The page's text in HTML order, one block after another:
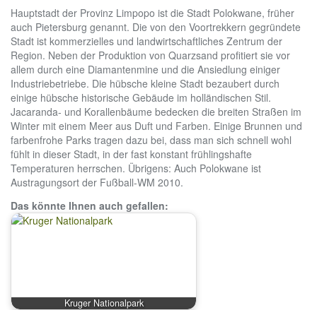
Hauptstadt der Provinz Limpopo ist die Stadt Polokwane, früher
auch Pietersburg genannt. Die von den Voortrekkern gegründete
Stadt ist kommerzielles und landwirtschaftliches Zentrum der
Region. Neben der Produktion von Quarzsand profitiert sie vor
allem durch eine Diamantenmine und die Ansiedlung einiger
Industriebetriebe. Die hübsche kleine Stadt bezaubert durch
einige hübsche historische Gebäude im holländischen Stil.
Jacaranda- und Korallenbäume bedecken die breiten Straßen im
Winter mit einem Meer aus Duft und Farben. Einige Brunnen und
farbenfrohe Parks tragen dazu bei, dass man sich schnell wohl
fühlt in dieser Stadt, in der fast konstant frühlingshafte
Temperaturen herrschen. Übrigens: Auch Polokwane ist
Austragungsort der Fußball-WM 2010.
Das könnte Ihnen auch gefallen:
Kruger Nationalpark